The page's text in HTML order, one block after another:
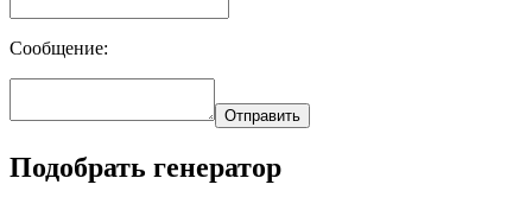
Сообщение:
Отправить
Подобрать генератор